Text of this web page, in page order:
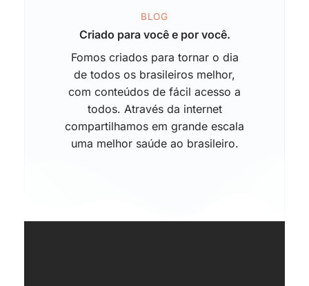
BLOG
Criado para você e por você.
Fomos criados para tornar o dia
de todos os brasileiros melhor,
com conteúdos de fácil acesso a
todos. Através da internet
compartilhamos em grande escala
uma melhor saúde ao brasileiro.